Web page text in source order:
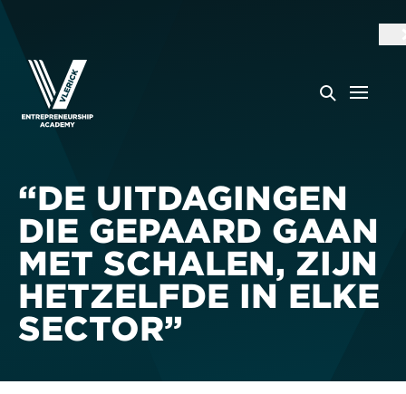
“DE UITDAGINGEN
DIE GEPAARD GAAN
MET SCHALEN, ZIJN
HETZELFDE IN ELKE
SECTOR”